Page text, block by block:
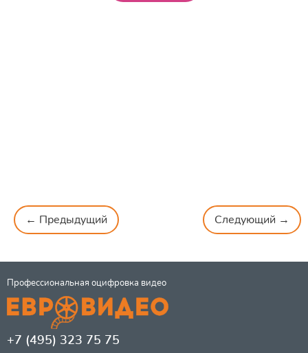
← Предыдущий Следующий →
Профессиональная оцифровка видео
+7 (495) 323 75 75